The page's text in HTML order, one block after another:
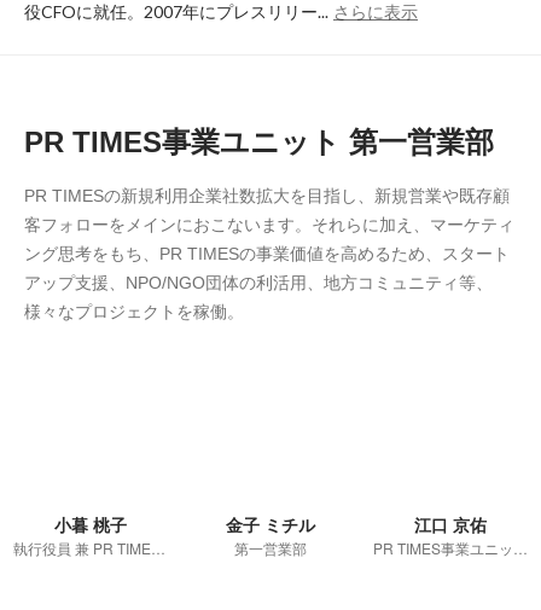
役CFOに就任。2007年にプレスリリー... さらに表示
PR TIMES事業ユニット 第一営業部
PR TIMESの新規利用企業社数拡大を目指し、新規営業や既存顧
客フォローをメインにおこないます。それらに加え、マーケティ
ング思考をもち、PR TIMESの事業価値を高めるため、スタート
アップ支援、NPO/NGO団体の利活用、地方コミュニティ等、
様々なプロジェクトを稼働。
小暮 桃子 金子 ミチル
第一営業部
江口 京佑